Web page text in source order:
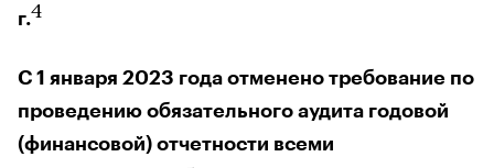
г.4
С 1 января 2023 года отменено требование по
проведению обязательного аудита годовой
(финансовой) отчетности всеми